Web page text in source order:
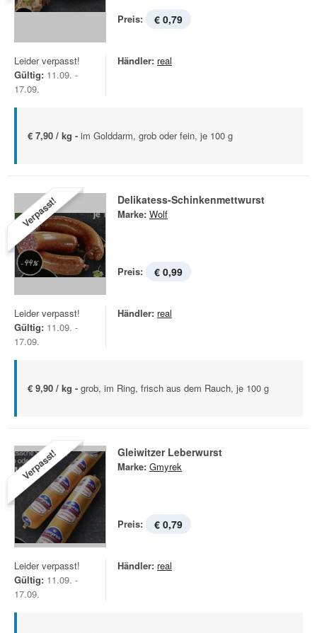
Preis: € 0,79
Leider verpasst!
Gültig: 11.09. -
17.09.
Händler: real
€ 7,90 / kg - im Golddarm, grob oder fein, je 100 g
Verpasst! Delikatess-Schinkenmettwurst
Marke: Wolf
Preis: € 0,99
Leider verpasst!
Gültig: 11.09. -
17.09.
Händler: real
€ 9,90 / kg - grob, im Ring, frisch aus dem Rauch, je 100 g
Verpasst! Gleiwitzer Leberwurst
Marke: Gmyrek
Preis: € 0,79
Leider verpasst!
Gültig: 11.09. -
17.09.
Händler: real